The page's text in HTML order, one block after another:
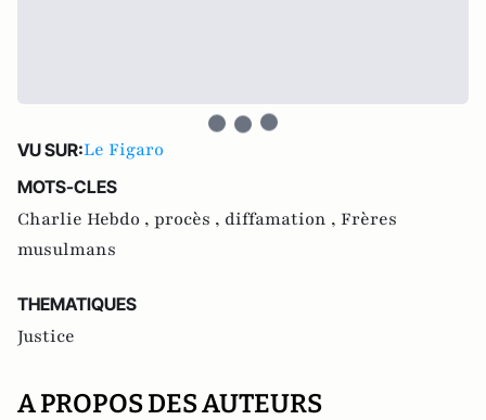
VU SUR:Le Figaro
MOTS-CLES
Charlie Hebdo , procès , diffamation , Frères
musulmans
THEMATIQUES
Justice
A PROPOS DES AUTEURS